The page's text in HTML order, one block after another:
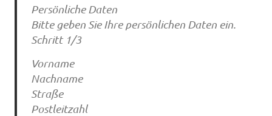
Persönliche Daten
Bitte geben Sie Ihre persönlichen Daten ein.
Schritt 1/3
Vorname
Nachname
Straße
Postleitzahl